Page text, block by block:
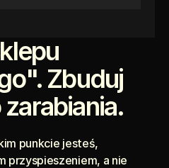
Zbuduj
punkcie jesteś,
przyspieszeniem, a nie